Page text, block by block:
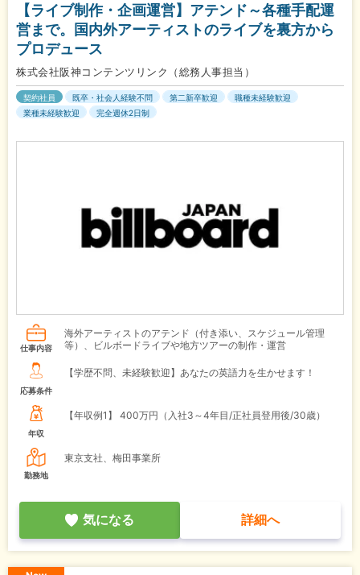
【ライブ制作・企画運営】アテンド～各種手配運
営まで。国内外アーティストのライブを裏方から
プロデュース
株式会社阪神コンテンツリンク（総務人事担当）
契約社員 既卒・社会人経験不問 第二新卒歓迎
職種未経験歓迎
業種未経験歓迎
完全週休2日制
仕事内容
海外アーティストのアテンド（付き添い、スケジュール管理
等）、ビルボードライブや地方ツアーの制作・運営
応募条件
【学歴不問、未経験歓迎】あなたの英語力を生かせます！
年収
【年収例1】 400万円（入社3～4年目/正社員登用後/30歳）
勤務地
東京支社、梅田事業所
気になる 詳細へ